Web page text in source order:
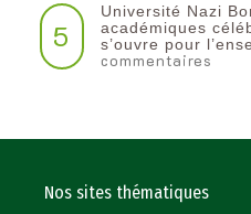
5
Université Nazi
académiques
s’ouvre pour
commentaires
Nos sites thématiques